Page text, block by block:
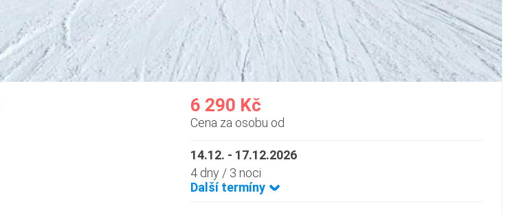
6 290 Kč
Cena za osobu od
14.12. - 17.12.2026
4 dny / 3 noci
Další termíny